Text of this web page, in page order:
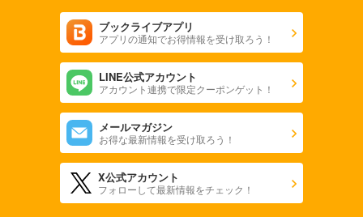
74円 (税込)
あらすじを表示する
【分冊版】竜馬がゆく(47)
74
円 (税込)
あらすじを表示する
ブックライブアプリ
アプリの通知でお得情報を受け取ろう！
LINE公式アカウント
アカウント連携で限定クーポンゲット！
メールマガジン
お得な最新情報を受け取ろう！
X公式アカウント
フォローして最新情報をチェック！